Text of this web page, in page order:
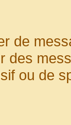
de
des
ou de